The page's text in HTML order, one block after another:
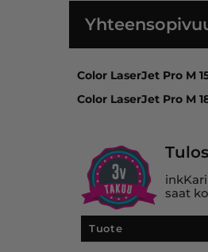
Color LaserJet Pro
Color LaserJet Pro M
Color LaserJet Pro M
saat
Tuote